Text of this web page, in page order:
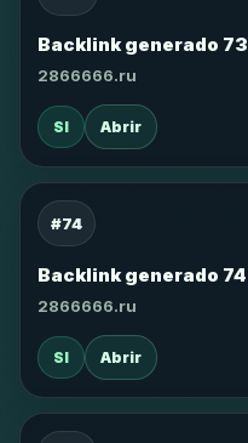
Backlink generado 73
2866666.ru
SI Abrir
#74
Backlink generado 74
2866666.ru
SI Abrir